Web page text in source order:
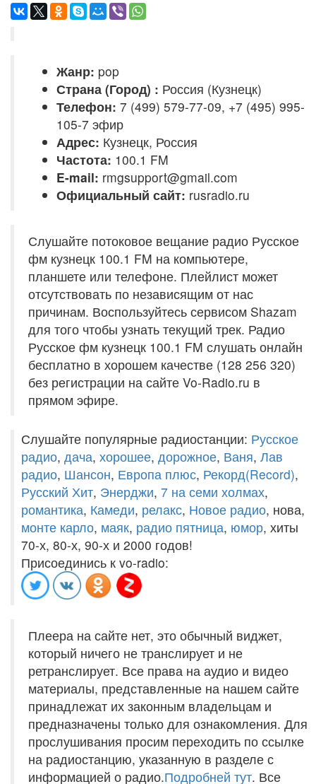
Жанр: pop
Страна (Город) : Россия (Кузнецк)
Телефон: 7 (499) 579‑77-09, +7 (495) 995-
105-7 эфир
Адрес: Кузнецк, Россия
Частота: 100.1 FM
E-mail: rmgsupport@gmail.com
Официальный сайт: rusradio.ru
Слушайте потоковое вещание радио Русское
фм кузнецк 100.1 FM на компьютере,
планшете или телефоне. Плейлист может
отсутствовать по независящим от нас
причинам. Воспользуйтесь сервисом Shazam
для того чтобы узнать текущий трек. Радио
Русское фм кузнецк 100.1 FM слушать онлайн
бесплатно в хорошем качестве (128 256 320)
без регистрации на сайте Vo-Radio.ru в
прямом эфире.
Слушайте популярные радиостанции: Русское
радио, дача, хорошее, дорожное, Ваня, Лав
радио, Шансон, Европа плюс, Рекорд(Record),
Русский Хит, Энерджи, 7 на семи холмах,
романтика, Камеди, релакс, Новое радио, нова,
монте карло, маяк, радио пятница, юмор, хиты
70-х, 80-х, 90-х и 2000 годов!
Присоединись к vo-radio:
Плеера на сайте нет, это обычный виджет,
который ничего не транслирует и не
ретранслирует. Все права на аудио и видео
материалы, представленные на нашем сайте
принадлежат их законным владельцам и
предназначены только для ознакомления. Для
прослушивания просим переходить по ссылке
на радиостанцию, указанную в разделе с
информацией о радио.Подробней тут. Все